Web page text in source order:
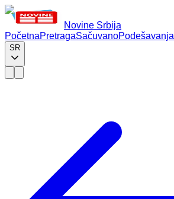
Novine Srbija
PočetnaPretragaSačuvanoPodešavanja
SR